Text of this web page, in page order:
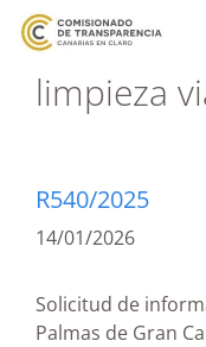
limpieza
R540/2025
14/01/2026
Solicitud de
Palmas de Gran